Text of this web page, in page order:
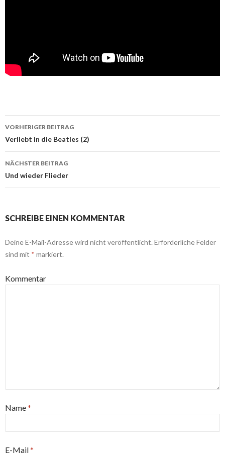
Beitragsnavigation
VORHERIGER BEITRAG
Verliebt in die Beatles (2)
NÄCHSTER BEITRAG
Und wieder Flieder
SCHREIBE EINEN KOMMENTAR
Deine E-Mail-Adresse wird nicht veröffentlicht. Erforderliche Felder
sind mit * markiert.
Kommentar
Name*
E-Mail*